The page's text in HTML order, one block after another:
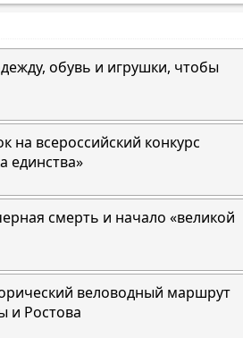
обувь и игрушки, чтобы
на всероссийский конкурс
единства»
смерть и начало «великой
веловодный маршрут
и Ростова